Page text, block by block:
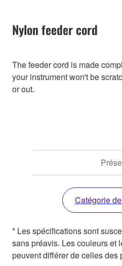
Nylon feeder cord
The feeder cord is made
your instrument won't be
or out.
Catégorie
* Les spécifications sont
sans préavis. Les couleurs et
peuvent différer de celles des